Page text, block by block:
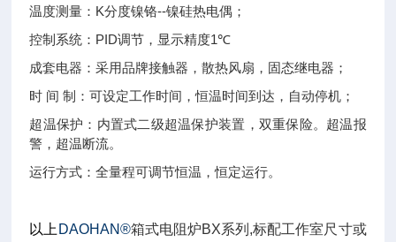
温度测量： K分度镍铬--镍硅热电偶；
控制系统： PID调节，显示精度1℃
成套电器：采用品牌接触器，散热风扇，固态继电器；
时 间 制：可设定工作时间，恒温时间到达，自动停机；
超温保护：内置式二级超温保护装置，双重保险。超温报
警，超温断流。
运行方式：全量程可调节恒温，恒定运行。
以上 DAOHAN®箱式电阻炉BX系列 ,标配工作室尺寸或